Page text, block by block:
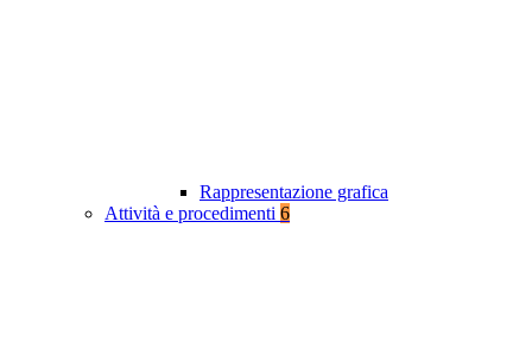
Rappresentazione grafica
Attività e procedimenti 6